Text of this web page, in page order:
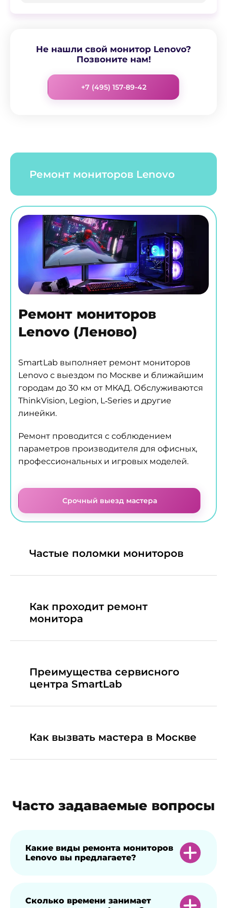
Не нашли свой монитор Lenovo?
Позвоните нам!
+7 (495) 157-89-42
Ремонт мониторов Lenovo
Ремонт мониторов
Lenovo (Леново)
SmartLab выполняет ремонт мониторов
Lenovo с выездом по Москве и ближайшим
городам до 30 км от МКАД. Обслуживаются
ThinkVision, Legion, L‑Series и другие
линейки.
Ремонт проводится с соблюдением
параметров производителя для офисных,
профессиональных и игровых моделей.
Срочный выезд мастера
Частые поломки мониторов
Как проходит ремонт
монитора
Преимущества сервисного
центра SmartLab
Как вызвать мастера в Москве
Часто задаваемые вопросы
Какие виды ремонта мониторов
Lenovo вы предлагаете?
Мы предлагаем широкий спектр услуг,
Сколько времени занимает